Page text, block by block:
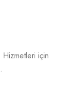
Hizmetleri için